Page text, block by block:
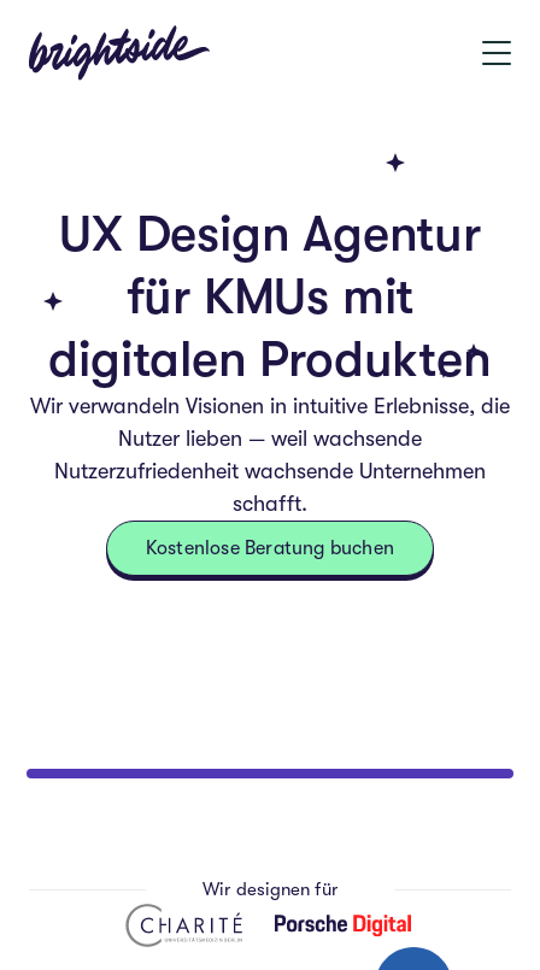
UX Design Agentur
für KMUs mit
digitalen Produkten
Wir verwandeln Visionen in intuitive Erlebnisse, die
Nutzer lieben — weil wachsende
Nutzerzufriedenheit wachsende Unternehmen
schafft.
Kostenlose Beratung buchen
Wir designen für